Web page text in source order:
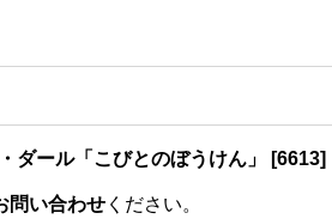
ダール「こびとのぼうけん」 [6613]
問い合わせ ください。